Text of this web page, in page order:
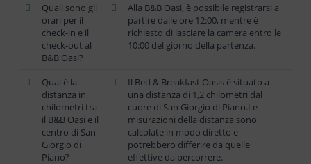
Quali sono gli
orari per il
check-in e il
check-out al
B&B Oasi?
Alla B&B Oasi, è possibile registrarsi a
partire dalle ore 12:00, mentre è
richiesto di lasciare la camera entro le
10:00 del giorno della partenza.
Qual è la
distanza in
chilometri tra
il B&B Oasi e il
centro di San
Giorgio di
Piano?
Il Bed & Breakfast Oasis è situato a
una distanza di 1,2 chilometri dal
cuore di San Giorgio di Piano.Le
misurazioni della distanza sono
calcolate in modo diretto e
potrebbero differire da quelle
effettive da percorrere.